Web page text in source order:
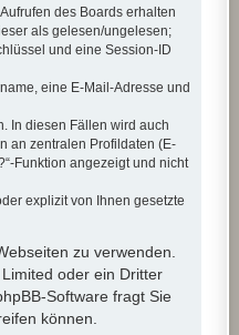
des Boards erhalten
als gelesen/ungelesen;
und eine Session-ID
eine E-Mail-Adresse und
In diesen Fällen wird auch
an zentralen Profildaten (E-
Funktion angezeigt und nicht
explizit von Ihnen gesetzte
zu verwenden.
oder ein Dritter
Software fragt Sie
können.